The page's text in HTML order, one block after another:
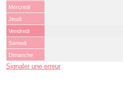
Mercredi
Jeudi
Vendredi
Samedi
Dimanche
Signaler une erreur